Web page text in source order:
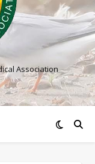
Association